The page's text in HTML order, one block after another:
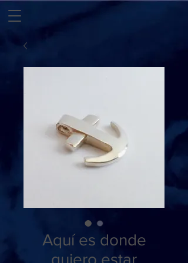
Aquí es donde
quiero estar